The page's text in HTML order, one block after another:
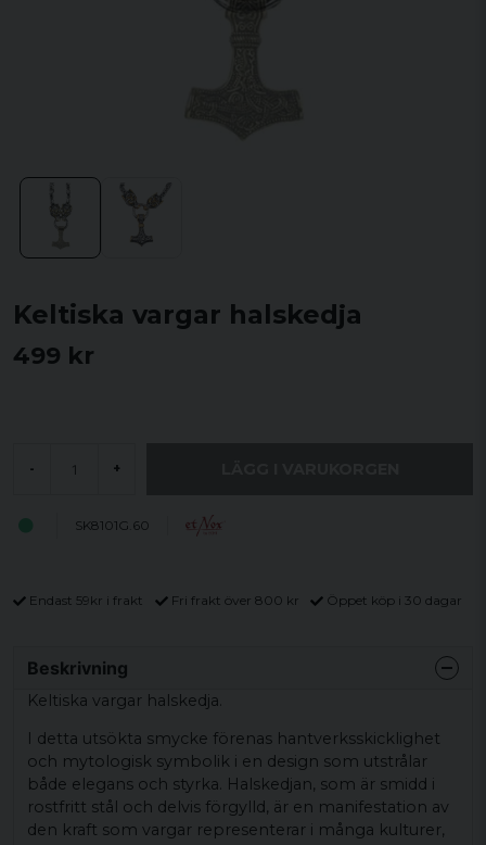
Keltiska vargar halskedja
499 kr
- +
SK8101G.60
Endast 59kr i frakt Fri frakt över 800 kr Öppet köp i 30 dagar
Beskrivning
Keltiska vargar halskedja.
I detta utsökta smycke förenas hantverksskicklighet
och mytologisk symbolik i en design som utstrålar
både elegans och styrka. Halskedjan, som är smidd i
rostfritt stål och delvis förgylld, är en manifestation av
den kraft som vargar representerar i många kulturer,